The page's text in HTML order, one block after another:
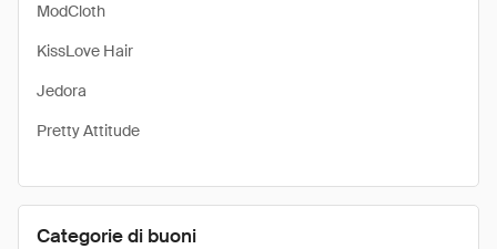
ModCloth
KissLove Hair
Jedora
Pretty Attitude
Categorie di buoni